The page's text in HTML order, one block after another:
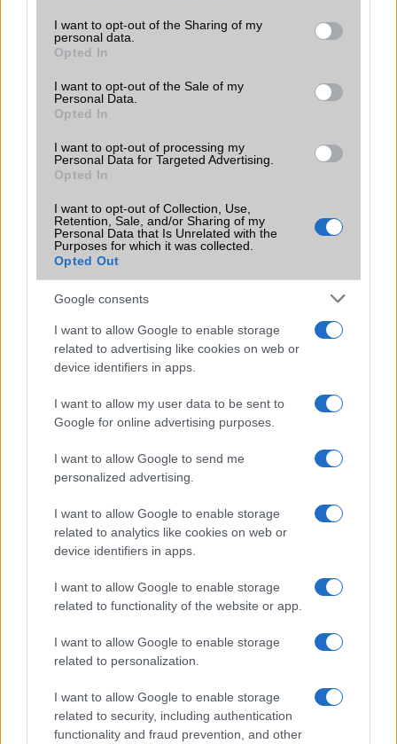
not limited to your visit or usage behaviour. You may click to
grant or deny consent to Google and its third-party tags to
use your data for below specified purposes in below Google
consent section.
I want to opt-out of the Sharing of my
personal data.
Opted In
I want to opt-out of the Sale of my
Personal Data.
Opted In
I want to opt-out of processing my
Personal Data for Targeted Advertising.
Opted In
I want to opt-out of Collection, Use,
Retention, Sale, and/or Sharing of my
Personal Data that Is Unrelated with the
Purposes for which it was collected.
Opted Out
Google consents
I want to allow Google to enable storage
related to advertising like cookies on web or
device identifiers in apps.
I want to allow my user data to be sent to
Google for online advertising purposes.
I want to allow Google to send me
personalized advertising.
I want to allow Google to enable storage
related to analytics like cookies on web or
device identifiers in apps.
I want to allow Google to enable storage
related to functionality of the website or app.
I want to allow Google to enable storage
related to personalization.
I want to allow Google to enable storage
related to security, including authentication
functionality and fraud prevention, and other
a kijelző problémát
2015.10.22
Az alig két hete jelentett Sony Xperia Z5 Compact
okostelefon érintőkijelzőjének hibáját hamarosan egy
frissítés keretén belül javítja az érintett készülékeken a
Öntsünk tiszta vizet a pohárba a Sony
Xperia Z5 Compact ügyben!
2015.10.08| GSM Arena
Már egy teljes éve, hogy megjelent a melegedésre
hajlamos, igen nagy port kavart Snapdragon 810 és miatta
túlmelegedõ és adott esetben akár ki is kapcsoló
telefonok miatt.
KAPCSOLÓDÓ HÍREK
Sony Xperia Z5: FHD, 5.5 col, 3 giga RAM
IFA 2015: megjelent a Sony Xperia Z5
Sony: Made for Bond (film részlettel)
Az Xperia Z5 Compactot is megizzasztja a túlmelegedés
Még jobb lesz a Sony energiatakarékos funkciója
Sony Xperia Z5 már pinkben is!
iPhone 16 Pro: Cinematic slo-mo az új reklámban
További hírek